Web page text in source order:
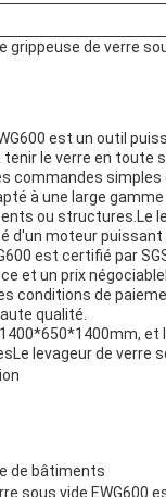
grippeuse de verre
est un outil
le verre en toute
commandes
à une large
ou structures.Le
d'un moteur
est certifié par
et un prix
conditions de
qualité.
levageur de verre
de bâtiments
sous vide